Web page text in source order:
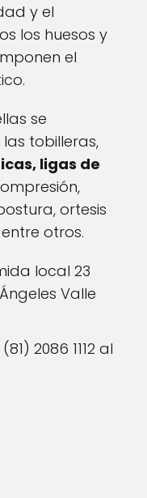
y el
los huesos y
el
se
tobilleras,
ligas de
ortesis
otros.
local 23
Valle
2086 1112 al